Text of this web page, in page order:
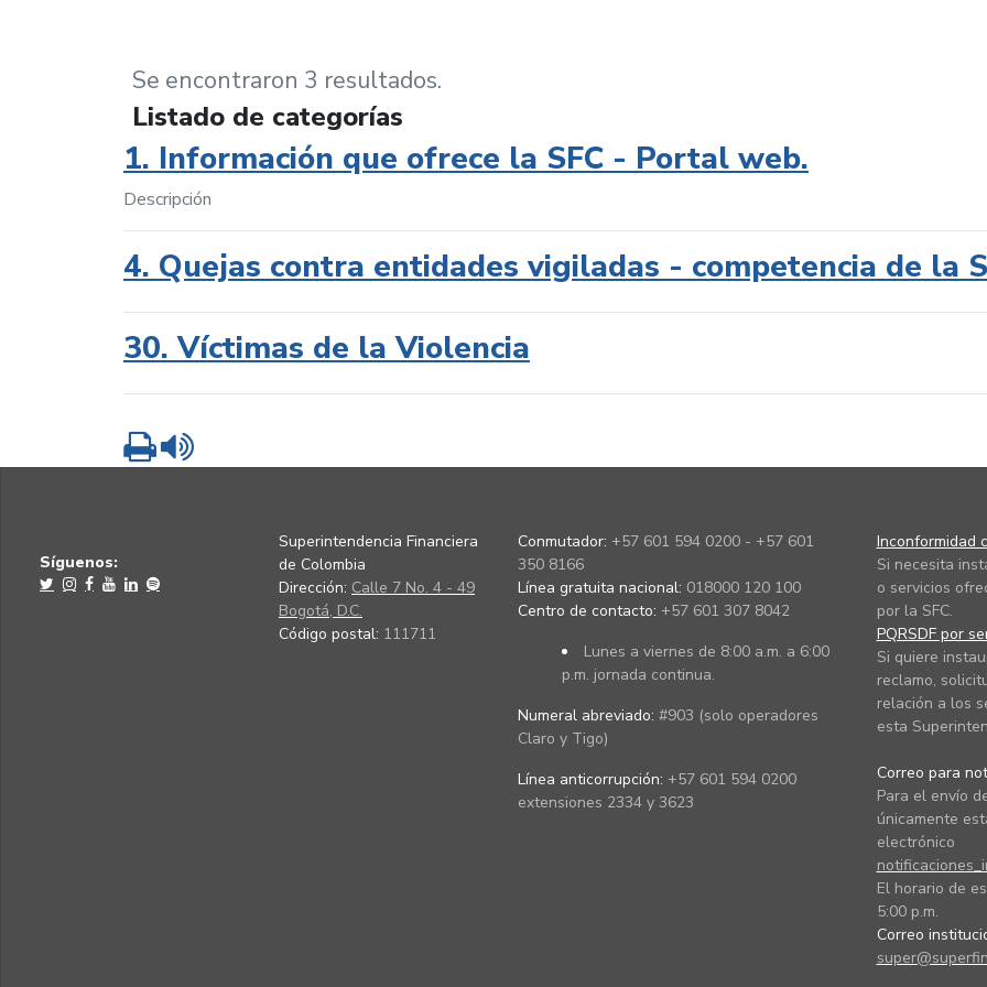
Se encontraron 3 resultados.
Listado de categorías
1. Información que ofrece la SFC - Portal web.
Descripción
4. Quejas contra entidades vigiladas - competencia de la
30. Víctimas de la Violencia
Imprimir
Síguenos:
Superintendencia Financiera
de Colombia
Dirección: Calle 7 No. 4 - 49
Bogotá, D.C.
Código postal: 111711
Conmutador: +57 601 594 0200 - +57 601
350 8166
Línea gratuita nacional: 018000 120 100
Centro de contacto: +57 601 307 8042
Lunes a viernes de 8:00 a.m. a 6:00
p.m. jornada continua.
Numeral abreviado: #903 (solo operadores
Claro y Tigo)
Línea anticorrupción: +57 601 594 0200
extensiones 2334 y 3623
Inconformidad
Si necesita
o servicios
por la SFC.
PQRSDF por
Si quiere
reclamo,
relación a los
esta
Correo para
Para el envío
únicamente
electrónico
El horario de
5:00 p.m.
Correo